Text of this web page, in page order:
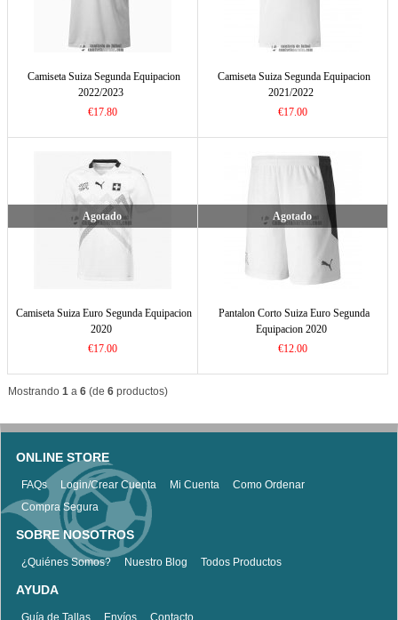
Camiseta Suiza Segunda Equipacion
2022/2023
€17.80
Camiseta Suiza Segunda Equipacion
2021/2022
€17.00
Agotado
Camiseta Suiza Euro Segunda Equipacion
2020
€17.00
Agotado
Pantalon Corto Suiza Euro Segunda
Equipacion 2020
€12.00
Mostrando 1a 6(de 6productos)
ONLINE STORE
FAQs Login/Crear Cuenta Mi Cuenta
Como Ordenar
Compra Segura
SOBRE NOSOTROS
¿Quiénes Somos? Nuestro Blog Todos Productos
AYUDA
Guía de Tallas Envíos Contacto